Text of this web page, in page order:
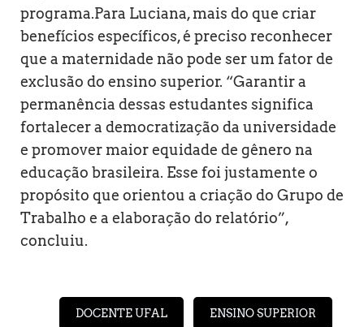
programa.Para Luciana, mais do que criar
benefícios específicos, é preciso reconhecer
que a maternidade não pode ser um fator de
exclusão do ensino superior. “Garantir a
permanência dessas estudantes significa
fortalecer a democratização da universidade
e promover maior equidade de gênero na
educação brasileira. Esse foi justamente o
propósito que orientou a criação do Grupo de
Trabalho e a elaboração do relatório”,
concluiu.
DOCENTE UFAL ENSINO SUPERIOR